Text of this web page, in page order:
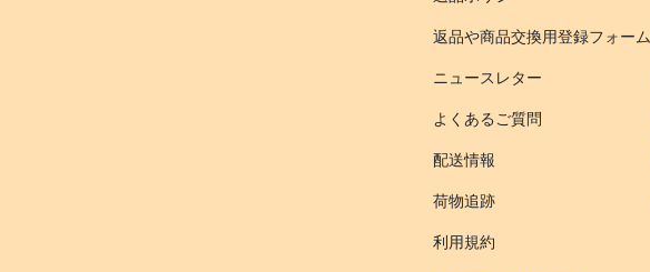
返品や商品交換用登録フォーム
ニュースレター
よくあるご質問
配送情報
荷物追跡
利用規約